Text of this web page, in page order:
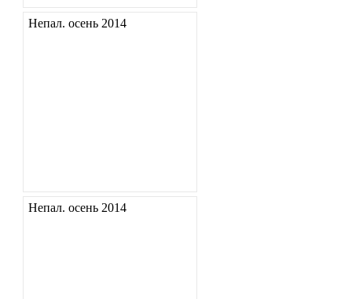
Непал. осень 2014
Непал. осень 2014